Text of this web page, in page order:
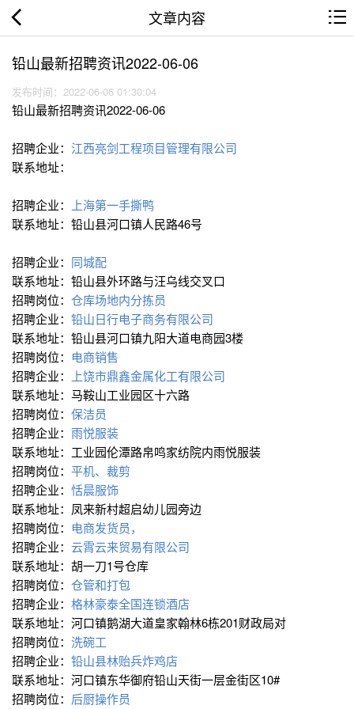
文章内容
铅山最新招聘资讯2022-06-06
发布时间：2022-06-06 01:30:04
铅山最新招聘资讯2022-06-06
招聘企业： 江西亮剑工程项目管理有限公司
联系地址：
招聘企业：
上海第一手撕鸭
联系地址：铅山县河口镇人民路46号
招聘企业： 同城配
联系地址：铅山县外环路与汪乌线交叉口
招聘岗位： 仓库场地内分拣员
招聘企业： 铅山日行电子商务有限公司
联系地址：铅山县河口镇九阳大道电商园3楼
招聘岗位： 电商销售
招聘企业：
上饶市鼎鑫金属化工有限公司
联系地址：马鞍山工业园区十六路
招聘岗位： 保洁员
招聘企业： 雨悦服装
联系地址：工业园伦潭路帛鸣家纺院内雨悦服装
招聘岗位： 平机、裁剪
招聘企业： 恬晨服饰
联系地址：凤来新村超启幼儿园旁边
招聘岗位： 电商发货员，
招聘企业： 云霄云来贸易有限公司
联系地址：胡一刀1号仓库
招聘岗位： 仓管和打包
招聘企业： 格林豪泰全国连锁酒店
联系地址：河口镇鹅湖大道皇家翰林6栋201财政局对
招聘岗位： 洗碗工
招聘企业： 铅山县林贻兵炸鸡店
联系地址：河口镇东华御府铅山天街一层金街区10#
招聘岗位： 后厨操作员